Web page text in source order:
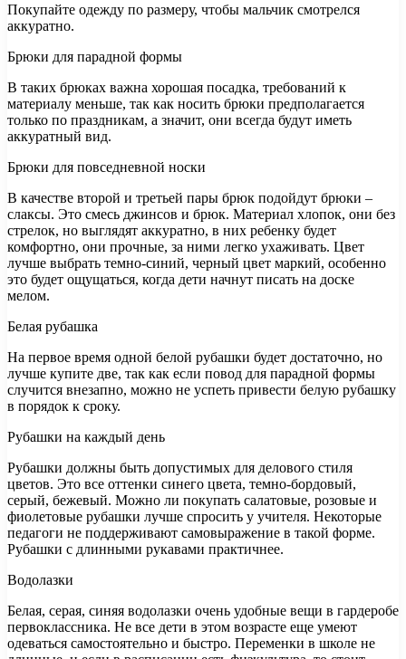
Покупайте одежду по размеру, чтобы мальчик смотрелся
аккуратно.
Брюки для парадной формы
В таких брюках важна хорошая посадка, требований к
материалу меньше, так как носить брюки предполагается
только по праздникам, а значит, они всегда будут иметь
аккуратный вид.
Брюки для повседневной носки
В качестве второй и третьей пары брюк подойдут брюки –
слаксы. Это смесь джинсов и брюк. Материал хлопок, они без
стрелок, но выглядят аккуратно, в них ребенку будет
комфортно, они прочные, за ними легко ухаживать. Цвет
лучше выбрать темно-синий, черный цвет маркий, особенно
это будет ощущаться, когда дети начнут писать на доске
мелом.
Белая рубашка
На первое время одной белой рубашки будет достаточно, но
лучше купите две, так как если повод для парадной формы
случится внезапно, можно не успеть привести белую рубашку
в порядок к сроку.
Рубашки на каждый день
Рубашки должны быть допустимых для делового стиля
цветов. Это все оттенки синего цвета, темно-бордовый,
серый, бежевый. Можно ли покупать салатовые, розовые и
фиолетовые рубашки лучше спросить у учителя. Некоторые
педагоги не поддерживают самовыражение в такой форме.
Рубашки с длинными рукавами практичнее.
Водолазки
Белая, серая, синяя водолазки очень удобные вещи в гардеробе
первоклассника. Не все дети в этом возрасте еще умеют
одеваться самостоятельно и быстро. Переменки в школе не